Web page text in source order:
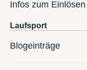
Infos zum
Laufsport
Blogeinträge